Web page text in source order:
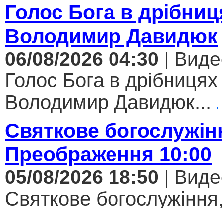
Голос Бога в
Володимир Давидюк
06/08/2026 04:30 |
Голос Бога в
Володимир Давидюк...
Святкове
Преображення 10:00
05/08/2026 18:50 |
Святкове